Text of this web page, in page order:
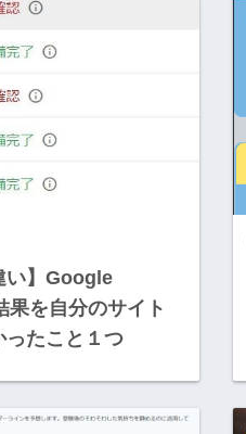
い】Google
を自分のサイト
ったこと１つ